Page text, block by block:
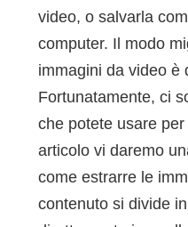
video, o salvarla
computer. Il modo
immagini da video è
Fortunatamente, ci
che potete usare
articolo vi daremo
come estrarre le
contenuto si divide